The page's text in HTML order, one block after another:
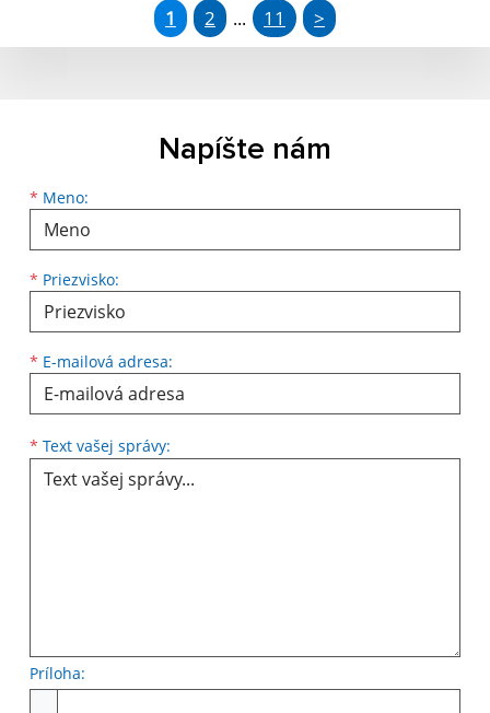
1 2 ... 11 >
Napíšte nám
* Meno:
* Priezvisko:
* E-mailová adresa:
* Text vašej správy:
Príloha: